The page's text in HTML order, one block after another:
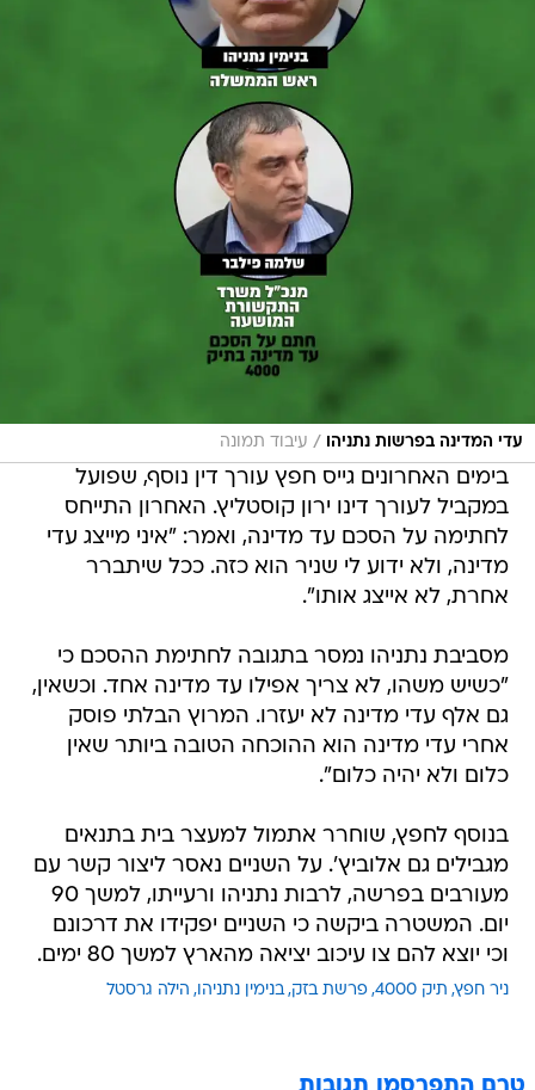
עדי המדינה בפרשות נתניהו / עיבוד תמונה
בימים האחרונים גייס חפץ עורך דין נוסף, שפועל
במקביל לעורך דינו ירון קוסטליץ. האחרון התייחס
לחתימה על הסכם עד מדינה, ואמר: "איני מייצג עדי
מדינה, ולא ידוע לי שניר הוא כזה. ככל שיתברר
אחרת, לא אייצג אותו".
מסביבת נתניהו נמסר בתגובה לחתימת ההסכם כי
"כשיש משהו, לא צריך אפילו עד מדינה אחד. וכשאין,
גם אלף עדי מדינה לא יעזרו. המרוץ הבלתי פוסק
אחרי עדי מדינה הוא ההוכחה הטובה ביותר שאין
כלום ולא יהיה כלום".
בנוסף לחפץ, שוחרר אתמול למעצר בית בתנאים
מגבילים גם אלוביץ'. על השניים נאסר ליצור קשר עם
מעורבים בפרשה, לרבות נתניהו ורעייתו, למשך 90
יום. המשטרה ביקשה כי השניים יפקידו את דרכונם
וכי יוצא להם צו עיכוב יציאה מהארץ למשך 80 ימים.
ניר חפץ תיק 4000 פרשת בזק בנימין נתניהו הילה גרסטל